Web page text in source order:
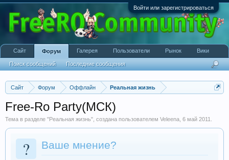
Войти или зарегистрироваться
Сайт Форум Оффлайн Реальная жизнь
Free-Ro Party(МСК)
Тема в разделе "Реальная жизнь", создана пользователем Veleena 6 май 2011
? Ваше мнение?
Сайт Форум
Поиск сообщений Последние сообщения
Галерея Пользователи Рынок Вики